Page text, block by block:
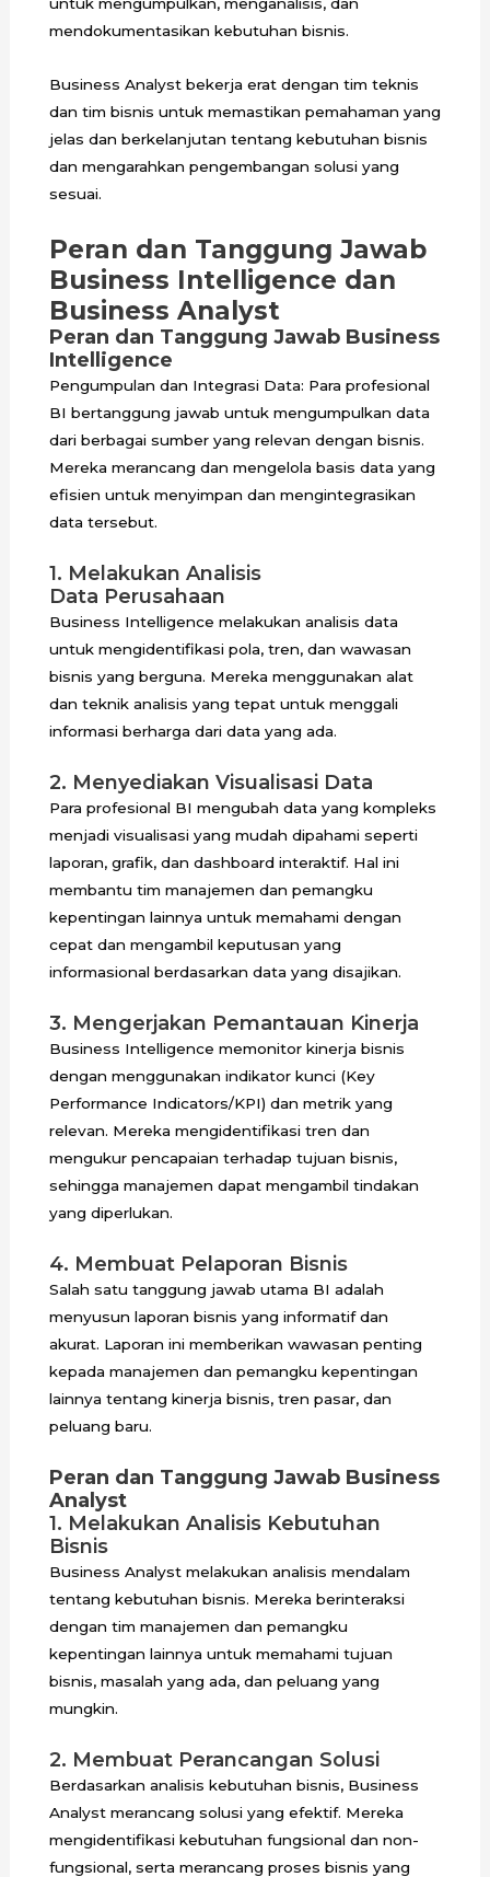
mendokumentasikan kebutuhan bisnis.
Business Analyst bekerja erat dengan tim teknis
dan tim bisnis untuk memastikan pemahaman yang
jelas dan berkelanjutan tentang kebutuhan bisnis
dan mengarahkan pengembangan solusi yang
sesuai.
Peran dan Tanggung Jawab
Business Intelligence dan
Business Analyst
Peran dan Tanggung Jawab Business
Intelligence
Pengumpulan dan Integrasi Data: Para profesional
BI bertanggung jawab untuk mengumpulkan data
dari berbagai sumber yang relevan dengan bisnis.
Mereka merancang dan mengelola basis data yang
efisien untuk menyimpan dan mengintegrasikan
data tersebut.
1. Melakukan Analisis
Data Perusahaan
Business Intelligence melakukan analisis data
untuk mengidentifikasi pola, tren, dan wawasan
bisnis yang berguna. Mereka menggunakan alat
dan teknik analisis yang tepat untuk menggali
informasi berharga dari data yang ada.
2. Menyediakan Visualisasi Data
Para profesional BI mengubah data yang kompleks
menjadi visualisasi yang mudah dipahami seperti
laporan, grafik, dan dashboard interaktif. Hal ini
membantu tim manajemen dan pemangku
kepentingan lainnya untuk memahami dengan
cepat dan mengambil keputusan yang
informasional berdasarkan data yang disajikan.
3. Mengerjakan Pemantauan Kinerja
Business Intelligence memonitor kinerja bisnis
dengan menggunakan indikator kunci (Key
Performance Indicators/KPI) dan metrik yang
relevan. Mereka mengidentifikasi tren dan
mengukur pencapaian terhadap tujuan bisnis,
sehingga manajemen dapat mengambil tindakan
yang diperlukan.
4. Membuat Pelaporan Bisnis
Salah satu tanggung jawab utama BI adalah
menyusun laporan bisnis yang informatif dan
akurat. Laporan ini memberikan wawasan penting
kepada manajemen dan pemangku kepentingan
lainnya tentang kinerja bisnis, tren pasar, dan
peluang baru.
Peran dan Tanggung Jawab Business
Analyst
1. Melakukan Analisis Kebutuhan
Bisnis
Business Analyst melakukan analisis mendalam
tentang kebutuhan bisnis. Mereka berinteraksi
dengan tim manajemen dan pemangku
kepentingan lainnya untuk memahami tujuan
bisnis, masalah yang ada, dan peluang yang
mungkin.
2. Membuat Perancangan Solusi
Berdasarkan analisis kebutuhan bisnis, Business
Analyst merancang solusi yang efektif. Mereka
mengidentifikasi kebutuhan fungsional dan non-
fungsional, serta merancang proses bisnis yang